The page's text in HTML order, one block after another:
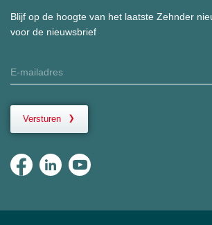
Blijf op de hoogte van het laatste Zehnder
voor de nieuwsbrief
Versturen